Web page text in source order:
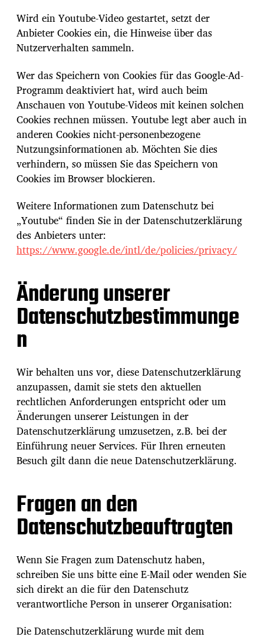
Wird ein Youtube-Video gestartet, setzt der
Anbieter Cookies ein, die Hinweise über das
Nutzerverhalten sammeln.
Wer das Speichern von Cookies für das Google-Ad-
Programm deaktiviert hat, wird auch beim
Anschauen von Youtube-Videos mit keinen solchen
Cookies rechnen müssen. Youtube legt aber auch in
anderen Cookies nicht-personenbezogene
Nutzungsinformationen ab. Möchten Sie dies
verhindern, so müssen Sie das Speichern von
Cookies im Browser blockieren.
Weitere Informationen zum Datenschutz bei
„Youtube“ finden Sie in der Datenschutzerklärung
des Anbieters unter:
https://www.google.de/intl/de/policies/privacy/
Änderung unserer
Datenschutzbestimmunge
n
Wir behalten uns vor, diese Datenschutzerklärung
anzupassen, damit sie stets den aktuellen
rechtlichen Anforderungen entspricht oder um
Änderungen unserer Leistungen in der
Datenschutzerklärung umzusetzen, z.B. bei der
Einführung neuer Services. Für Ihren erneuten
Besuch gilt dann die neue Datenschutzerklärung.
Fragen an den
Datenschutzbeauftragten
Wenn Sie Fragen zum Datenschutz haben,
schreiben Sie uns bitte eine E-Mail oder wenden Sie
sich direkt an die für den Datenschutz
verantwortliche Person in unserer Organisation:
Die Datenschutzerklärung wurde mit dem